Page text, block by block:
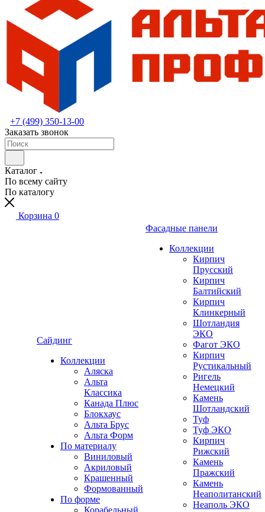
+7 (499) 350-13-00
Заказать звонок
Каталог
По всему сайту
По каталогу
Корзина 0
Сайдинг
Коллекции
Аляска
Альта
Классика
Канада Плюс
Блокхаус
Альта Брус
Альта Форм
По материалу
Виниловый
Акриловый
Крашенный
Формованный
По форме
Корабельный
Фасадные панели
Коллекции
Кирпич
Прусский
Кирпич
Балтийский
Кирпич
Клинкерный
Шотландия
ЭКО
Фагот ЭКО
Кирпич
Рустикальный
Ригель
Немецкий
Камень
Шотландский
Туф
Туф ЭКО
Кирпич
Рижский
Камень
Пражский
Камень
Неаполитанский
Неаполь ЭКО